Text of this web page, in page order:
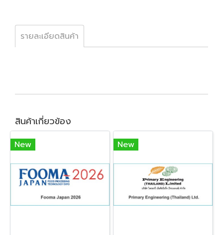
รายละเอียดสินค้า
สินค้าเกี่ยวข้อง
New New